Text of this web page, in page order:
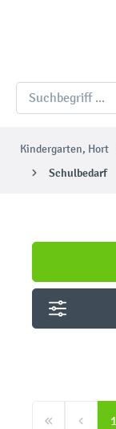
Kindergarten, Hort
Schulbedarf
1